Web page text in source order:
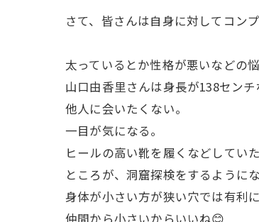
さて、皆さんは自身に対してコン
太っているとか性格が悪いなどの
山口由香里さんは身長が138セン
他人に会いたくない。
一目が気になる。
ヒールの高い靴を履くなどしていた
ところが、洞窟探検をするように
身体が小さい方が狭い穴では有利
仲間から小さいからいいね😊